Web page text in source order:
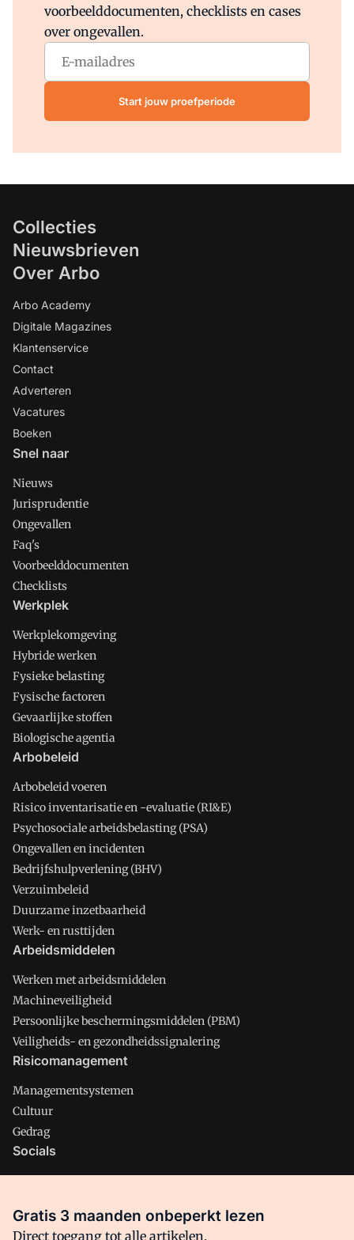
voorbeelddocumenten, checklists en cases
over ongevallen.
Start jouw proefperiode
Collecties
Nieuwsbrieven
Over Arbo
Arbo Academy
Digitale Magazines
Klantenservice
Contact
Adverteren
Vacatures
Boeken
Snel naar
Nieuws
Jurisprudentie
Ongevallen
Faq's
Voorbeelddocumenten
Checklists
Werkplek
Werkplekomgeving
Hybride werken
Fysieke belasting
Fysische factoren
Gevaarlijke stoffen
Biologische agentia
Arbobeleid
Arbobeleid voeren
Risico inventarisatie en -evaluatie (RI&E)
Psychosociale arbeidsbelasting (PSA)
Ongevallen en incidenten
Bedrijfshulpverlening (BHV)
Verzuimbeleid
Duurzame inzetbaarheid
Werk- en rusttijden
Arbeidsmiddelen
Werken met arbeidsmiddelen
Machineveiligheid
Persoonlijke beschermingsmiddelen (PBM)
Veiligheids- en gezondheidssignalering
Risicomanagement
Managementsystemen
Cultuur
Gedrag
Socials
Facebook
Gratis 3 maanden onbeperkt lezen
Direct toegang tot alle artikelen,